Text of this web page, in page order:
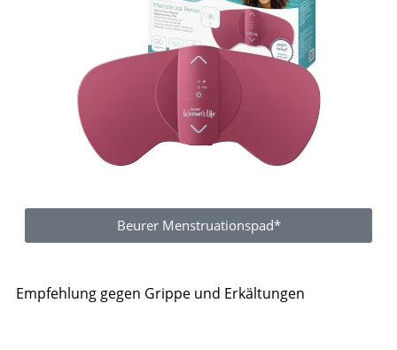
Beurer Menstruationspad*
Empfehlung gegen Grippe und Erkältungen